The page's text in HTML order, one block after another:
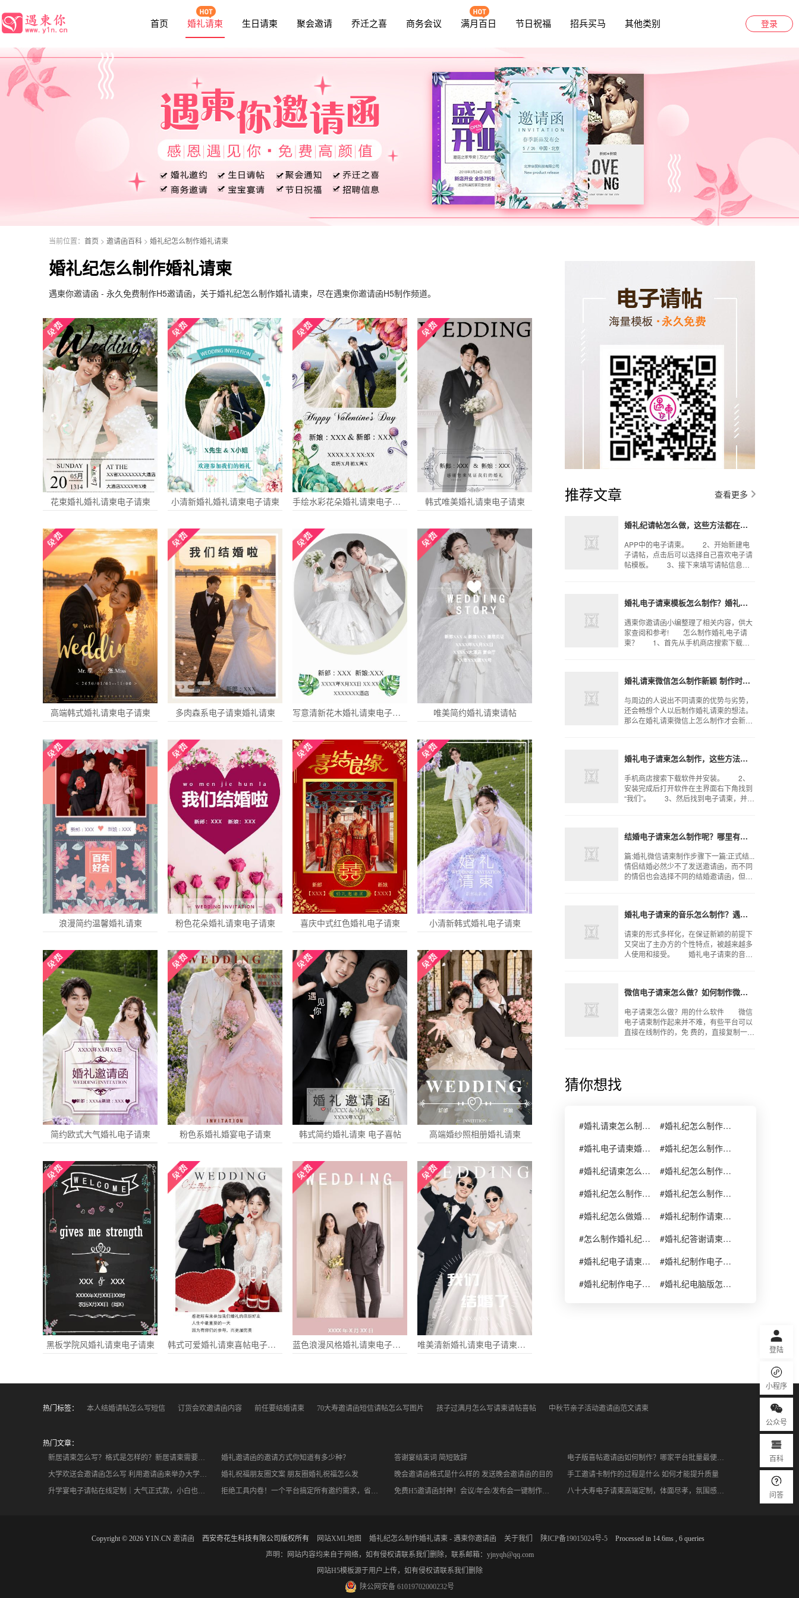
首页 婚礼请柬 生日请柬 聚会邀请 乔迁之喜 商务会议 满月百日 节日祝福 招兵买马 其他类别 登录
登陆
小程序
公众号
百科
问答
当前位置： 首页 > 邀请函百科 > 婚礼纪怎么制作婚礼请柬
婚礼纪怎么制作婚礼请柬
遇柬你邀请函 - 永久免费制作H5邀请函，关于婚礼纪怎么制作婚礼请柬，尽在遇柬你邀请函H5制作频道。
花束婚礼婚礼请柬电子请柬 小清新婚礼婚礼请柬电子请柬 手绘水彩花朵婚礼请柬电子请柬 韩式唯美婚礼请柬电子请柬
高端韩式婚礼请柬电子请柬 多肉森系电子请柬婚礼请柬 写意清新花木婚礼请柬电子请柬 唯美简约婚礼请柬请帖
浪漫简约温馨婚礼请柬 粉色花朵婚礼请柬电子请柬 喜庆中式红色婚礼电子请柬 小清新韩式婚礼电子请柬
简约欧式大气婚礼电子请柬 粉色系婚礼婚宴电子请柬 韩式简约婚礼请柬 电子喜帖 高端婚纱照相册婚礼请柬
黑板学院风婚礼请柬电子请柬 韩式可爱婚礼请柬喜帖电子请柬 蓝色浪漫风格婚礼请柬电子请柬 唯美清新婚礼请柬电子请柬个性
推荐文章 查看更多
婚礼纪请帖怎么做，这些方法都在这里了
APP中的电子请柬。 2、开始新建电
子请帖，点击后可以选择自己喜欢电子请
帖模板。 3、接下来填写请帖信息，
婚礼电子请柬模板怎么制作？婚礼请柬需要包含哪些内容？
遇柬你邀请函小编整理了相关内容，供大
家查阅和参考! 怎么制作婚礼电子请
柬？ 1、首先从手机商店搜索下载软
婚礼请柬微信怎么制作新颖 制作时应该突出什么
与周边的人说出不同请柬的优势与劣势，
还会畅想个人以后制作婚礼请柬的想法。
那么在婚礼请柬微信上怎么制作才会新颖
婚礼电子请柬怎么制作，这些方法你要明白
手机商店搜索下载软件并安装。 2、
安装完成后打开软件在主界面右下角找到
“我们”。 3、然后找到电子请柬，并打
结婚电子请柬怎么制作呢？哪里有免费的婚礼邀请函
篇:婚礼微信请柬制作步骤下一篇:正式结...
情侣结婚必然少不了发送邀请函，而不同
的情侣也会选择不同的结婚邀请函，但是
婚礼电子请柬的音乐怎么制作？遇柬你邀请函怎么样？
请柬的形式多样化，在保证新颖的前提下
又突出了主办方的个性特点，被越来越多
人使用和接受。 婚礼电子请柬的音乐
微信电子请柬怎么做？如何制作微信婚礼邀请函
电子请柬怎么做？用的什么软件 微信
电子请柬制作起来并不难，有些平台可以
直接在线制作的，免 费的，直接复制一个
猜你想找
#婚礼请柬怎么制作婚礼纪
#婚礼纪怎么制作婚礼请柬
#婚礼电子请柬婚礼纪怎么制作
#婚礼纪怎么制作请柬
#婚礼纪请柬怎么制作
#婚礼纪怎么制作婚礼请柬的软件
#婚礼纪怎么制作免费婚礼电子请柬
#婚礼纪怎么制作婚礼请柬请帖喜帖
#婚礼纪怎么做婚礼电子请柬制作
#婚礼纪制作请柬怎么预览
#怎么制作婚礼纪电子请柬
#婚礼纪答谢请柬怎么制作
#婚礼纪电子请柬怎么制作
#婚礼纪制作电子请柬怎么保存
#婚礼纪制作电子请柬怎么修改
#婚礼纪电脑版怎么制作请柬
热门标签： 本人结婚请帖怎么写短信 订货会欢邀请函内容 前任要结婚请柬 70大寿邀请函短信请帖怎么写图片 孩子过满月怎么写请柬请帖喜帖 中秋节亲子活动邀请函范文请柬
热门文章：
新居请柬怎么写？格式是怎样的？新居请柬需要写哪些内容
婚礼邀请函的邀请方式你知道有多少种？ 答谢宴结束词 简短致辞
电子版喜帖邀请函如何制作？哪家平台批量最便宜？
大学欢送会邀请函怎么写 利用邀请函来举办大学欢送会
婚礼祝福朋友圈文案 朋友圈婚礼祝福怎么发 晚会邀请函格式是什么样的 发送晚会邀请函的目的
手工邀请卡制作的过程是什么 如何才能提升质量
升学宴电子请帖在线定制｜大气正式款，小白也能5分钟快速生成
拒绝工具内卷！一个平台搞定所有邀约需求，省时又省心 免费H5邀请函封神！会议/年会/发布会一键制作，小白也能5分钟出片 八十大寿电子请柬高端定制，体面尽孝，氛围感直接拉满
Copyright © 2026 Y1N.CN 邀请函 西安奇花生科技有限公司版权所有 网站XML地图 婚礼纪怎么制作婚礼请柬 - 遇柬你邀请函 关于我们 陕ICP备19015024号-5
Processed in 14.6ms , 6 queries
声明：网站内容均来自于网络，如有侵权请联系我们删除，联系邮箱：yjnyqh@qq.com
网站H5模板源于用户上传，如有侵权请联系我们删除
陕公网安备 61019702000232号